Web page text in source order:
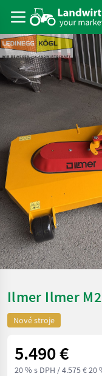
Ilmer Ilmer
Nové stroje
5.490 €
20 % s DPH / 4.575 € 20